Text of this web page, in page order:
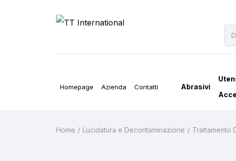
Homepage Azienda Contatti Abrasivi
Home Lucidatura e Decontaminazione Trattamento